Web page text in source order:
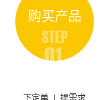
购买产品
下定单 | 提需求